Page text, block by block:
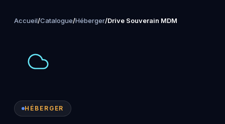
Accueil/Catalogue/Héberger/Drive Souverain MDM
HÉBERGER